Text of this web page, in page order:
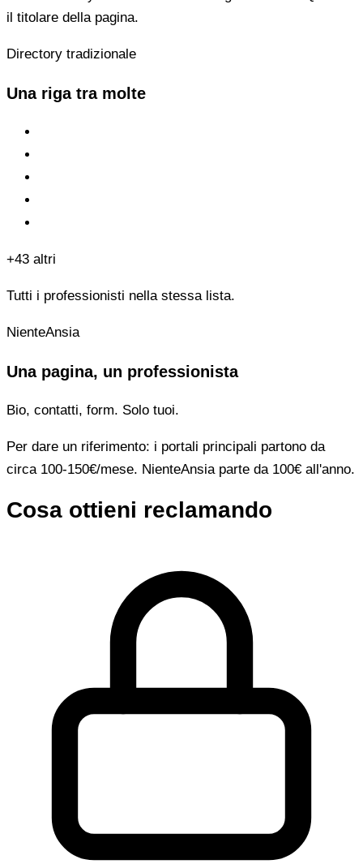
il titolare della pagina.
Directory tradizionale
Una riga tra molte
+43 altri
Tutti i professionisti nella stessa lista.
NienteAnsia
Una pagina, un professionista
Bio, contatti, form. Solo tuoi.
Per dare un riferimento: i portali principali partono da
circa 100-150€/mese. NienteAnsia parte da 100€ all'anno.
Cosa ottieni reclamando